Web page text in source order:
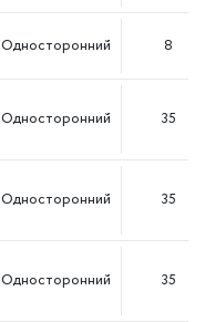
Односторонний 8
Односторонний 35
Односторонний 35
Односторонний 35